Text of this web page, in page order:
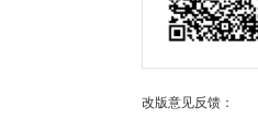
改版意见反馈：